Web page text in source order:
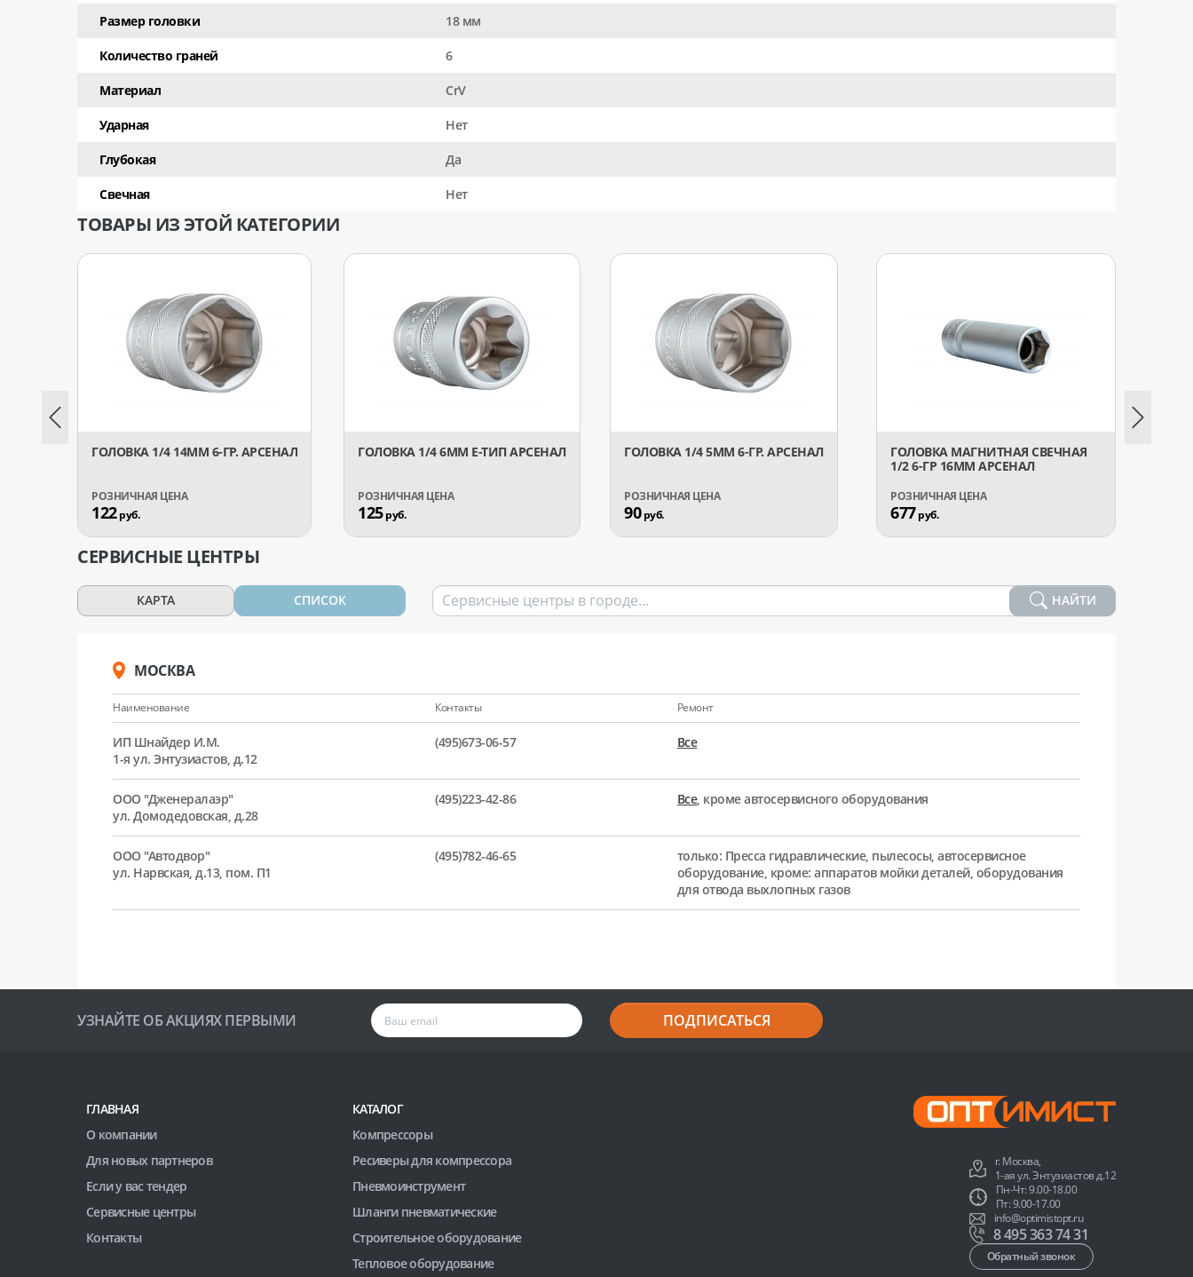
Размер головки 18 мм
Количество граней 6
Материал CrV
Ударная Нет
Глубокая Да
Свечная Нет
ТОВАРЫ ИЗ ЭТОЙ КАТЕГОРИИ
ГОЛОВКА 1/4 14ММ 6-ГР. АРСЕНАЛ
122руб.
ГОЛОВКА 1/4 6ММ Е-ТИП АРСЕНАЛ
125руб.
ГОЛОВКА 1/4 5ММ 6-ГР. АРСЕНАЛ
90руб.
ГОЛОВКА МАГНИТНАЯ СВЕЧНАЯ
1/2 6-ГР 16ММ АРСЕНАЛ
677руб.
СЕРВИСНЫЕ ЦЕНТРЫ
КАРТА СПИСОК НАЙТИ
МОСКВА
Наименование Контакты Ремонт
ИП Шнайдер И.М.
1-я ул. Энтузиастов, д.12
(495)673-06-57 Все
ООО "Дженералаэр"
ул. Домодедовская, д.28
(495)223-42-86 Все, кроме автосервисного оборудования
ООО "Автодвор"
ул. Нарвская, д.13, пом. П1
(495)782-46-65
только: Пресса гидравлические, пылесосы, автосервисное
оборудование, кроме: аппаратов мойки деталей, оборудования
для отвода выхлопных газов
УЗНАЙТЕ ОБ АКЦИЯХ ПЕРВЫМИ ПОДПИСАТЬСЯ
ГЛАВНАЯ
О компании
Для новых партнеров
Если у вас тендер
Сервисные центры
Контакты
КАТАЛОГ
Компрессоры
Ресиверы для компрессора
Пневмоинструмент
Шланги пневматические
Строительное оборудование
Тепловое оборудование
г. Москва,
1-ая ул. Энтузиастов д.12
Пн-Чт: 9.00-18.00
Пт: 9.00-17.00
info@optimistopt.ru
8 495 363 74 31
Обратный звонок